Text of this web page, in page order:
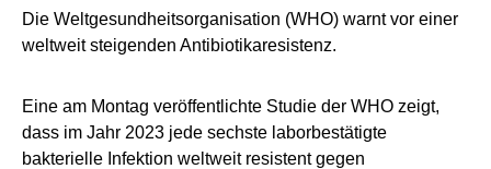
Die Weltgesundheitsorganisation (WHO) warnt vor einer
weltweit steigenden Antibiotikaresistenz.
Eine am Montag veröffentlichte Studie der WHO zeigt,
dass im Jahr 2023 jede sechste laborbestätigte
bakterielle Infektion weltweit resistent gegen